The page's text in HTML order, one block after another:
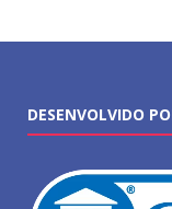
DESENVOLVIDO